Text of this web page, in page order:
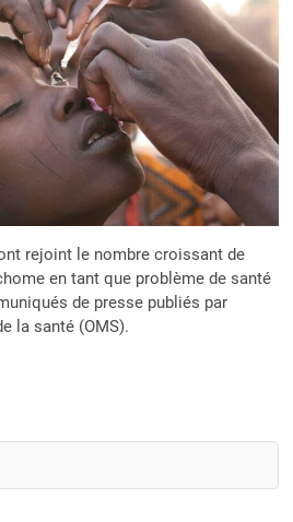
rejoint le nombre croissant de
en tant que problème de santé
de presse publiés par
la santé (OMS).